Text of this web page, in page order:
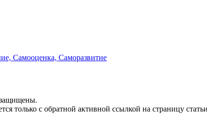
Самооценка, Саморазвитие
только с обратной активной ссылкой на страницу